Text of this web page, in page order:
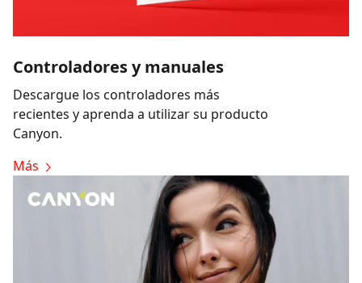
Controladores y manuales
Descargue los controladores más
recientes y aprenda a utilizar su producto
Canyon.
Más